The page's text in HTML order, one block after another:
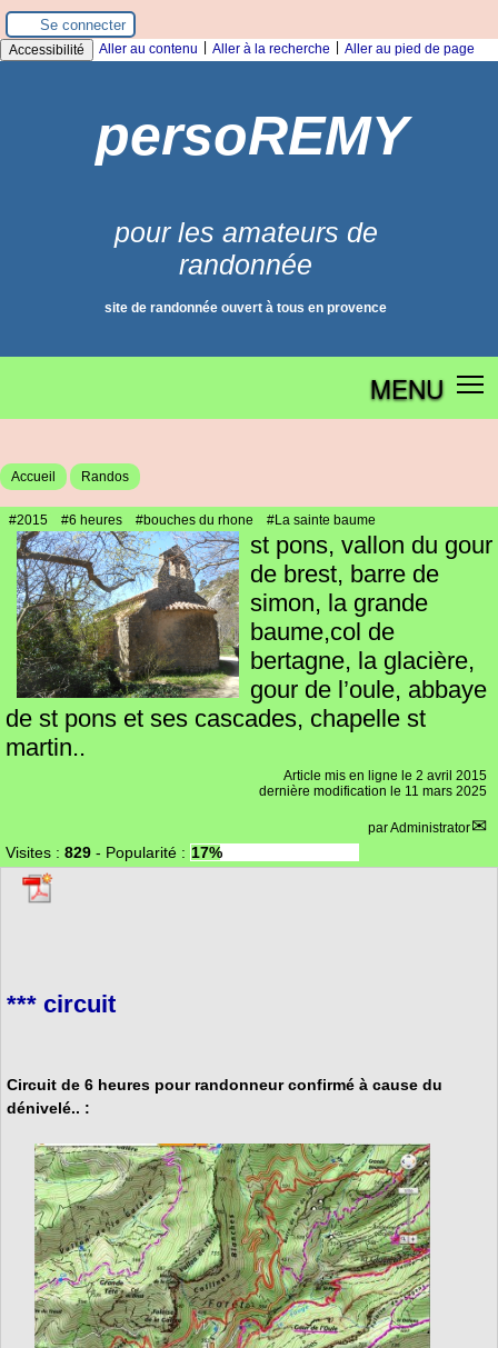
Panneau de gestion des cookies
Se connecter
Accessibilité Aller au contenu Aller à la recherche Aller au pied de page
persoREMY
pour les amateurs de
randonnée
site de randonnée ouvert à tous en provence
MENU
Accueil Randos
#2015 #6 heures #bouches du rhone #La sainte baume
st pons, vallon du gour
de brest, barre de
simon, la grande
baume,col de
bertagne, la glacière,
gour de l’oule, abbaye
de st pons et ses cascades, chapelle st
martin..
Article mis en ligne le 2 avril 2015
dernière modification le 11 mars 2025
parAdministrator
Visites : 829 - Popularité : 17%
*** circuit
Circuit de 6 heures pour randonneur confirmé à cause du
dénivelé.. :